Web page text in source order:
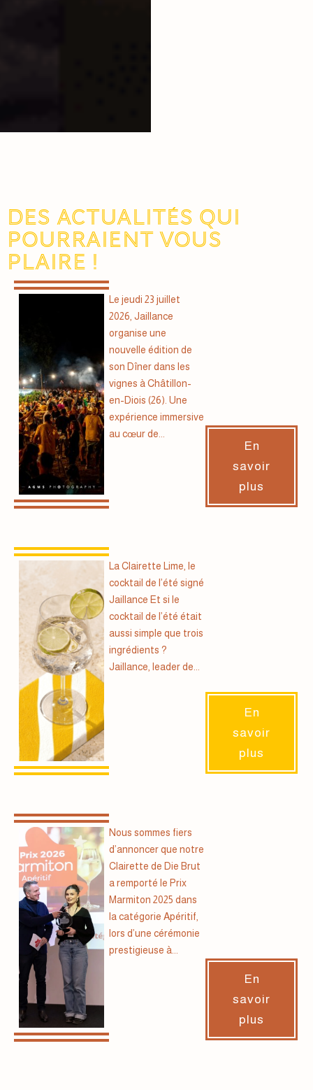
Des actualités qui
pourraient vous
plaire !
Le jeudi 23 juillet
2026, Jaillance
organise une
nouvelle édition de
son Dîner dans les
vignes à Châtillon-
en-Diois (26). Une
expérience immersive
au cœur de...
En
savoir
plus
La Clairette Lime, le
cocktail de l’été signé
Jaillance Et si le
cocktail de l’été était
aussi simple que trois
ingrédients ?
Jaillance, leader de...
En
savoir
plus
Nous sommes fiers
d’annoncer que notre
Clairette de Die Brut
a remporté le Prix
Marmiton 2025 dans
la catégorie Apéritif,
lors d’une cérémonie
prestigieuse à...
En
savoir
plus